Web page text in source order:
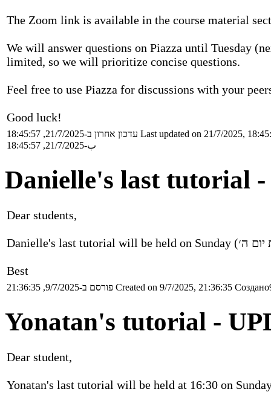
The Zoom link is available in the course material
We will answer questions on Piazza until Tuesday
limited, so we will prioritize concise questions.
Feel free to use Piazza for discussions with your
Good luck!
עדכון אחרון ב-21/7/2025, 18:45:57 Last updated on 21/7/2025,
ب-21/7/2025, 18:45:57
Danielle's last tutorial
Dear students,
Best
פורסם ב-9/7/2025, 21:36:35 Created on 9/7/2025, 21:36:35
Yonatan's tutorial -
Dear student,
Yonatan's last tutorial will be held at 16:30 on